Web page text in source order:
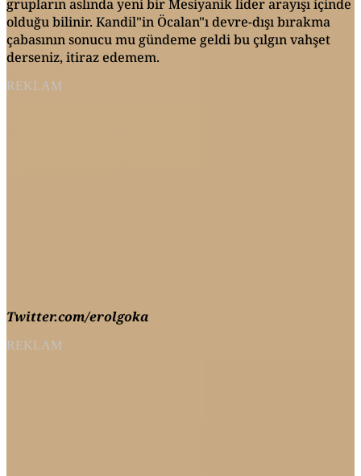
grupların aslında yeni bir Mesiyanik lider arayışı içinde
olduğu bilinir. Kandil"in Öcalan"ı devre-dışı bırakma
çabasının sonucu mu gündeme geldi bu çılgın vahşet
derseniz, itiraz edemem.
REKLAM
Twitter.com/erolgoka
REKLAM